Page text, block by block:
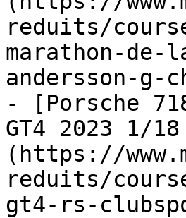
reduits/
marathon-de-
andersson-g-
- [Porsche
GT4 2023 1/
(https://
reduits/
gt4-rs-